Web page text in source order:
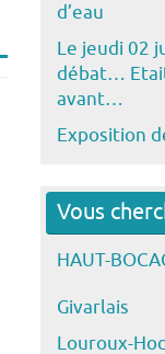
d’eau
Le jeudi 02
débat…
avant…
Exposition
Vous
HAUT-
Givarlais
Louroux-